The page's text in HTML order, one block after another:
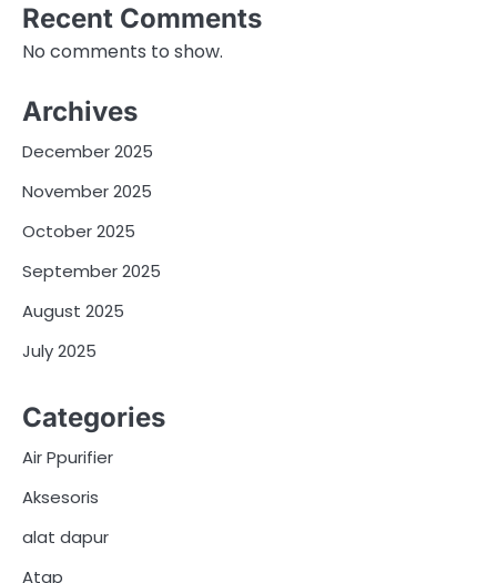
Recent Comments
No comments to show.
Archives
December 2025
November 2025
October 2025
September 2025
August 2025
July 2025
Categories
Air Ppurifier
Aksesoris
alat dapur
Atap